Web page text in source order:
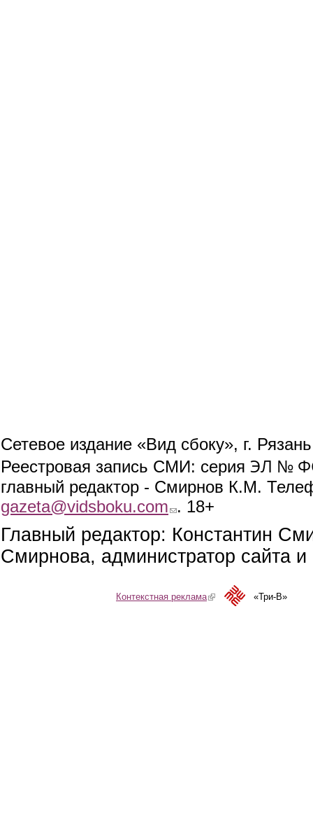
Сетевое издание «Вид сбоку», г.
Реестровая запись СМИ: серия ЭЛ №
главный редактор - Смирнов К.М.
gazeta@vidsboku.com (link sends e-mail)
. 18+
Главный редактор: Константин
Смирнова, администратор сайта
Контекстная реклама(link is external)«Три-В»